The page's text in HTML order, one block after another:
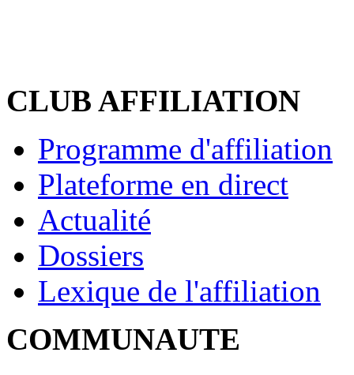
CLUB AFFILIATION
Programme d'affiliation
Plateforme en direct
Actualité
Dossiers
Lexique de l'affiliation
COMMUNAUTE